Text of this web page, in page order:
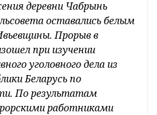
деревни Чабрынь
оставались белым
Прорыв в
при изучении
уголовного дела из
Беларусь по
По результатам
работниками